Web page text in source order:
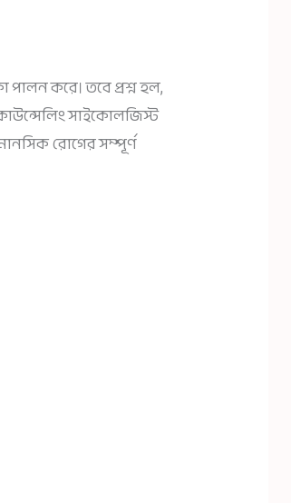
করে। তবে প্রশ্ন হল,
সাইকোলজিস্ট
রোগের সম্পূর্ণ